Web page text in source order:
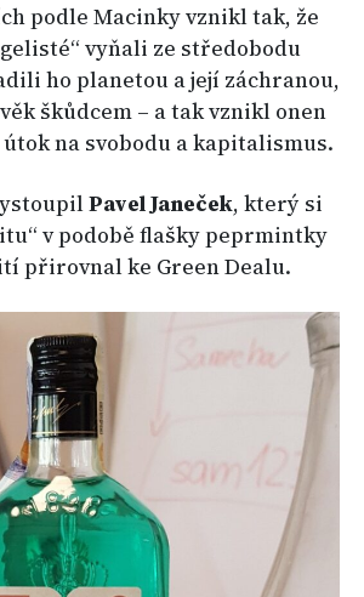
podle Macinky vznikl tak, že
vyňali ze středobodu
ho planetou a její záchranou,
škůdcem – a tak vznikl onen
na svobodu a kapitalismus.
Pavel Janeček, který si
v podobě flašky peprmintky
přirovnal ke Green Dealu.